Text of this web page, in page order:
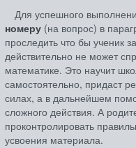
Для успешного
номеру (на вопрос) в
проследить что бы ученик
действительно не может
математике. Это научит
самостоятельно, придаст
силах, а в дальнейшем
сложного действия. А
проконтролировать
усвоения материала.